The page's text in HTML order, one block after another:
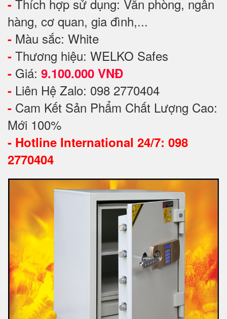
- Thích hợp sử dụng: Văn phòng, ngân
hàng, cơ quan, gia đình,...
- Màu sắc: White
- Thương hiệu: WELKO Safes
- Giá: 9.100.000 VNĐ
- Liên Hệ Zalo: 098 2770404
- Cam Kết Sản Phẩm Chất Lượng Cao:
Mới 100%
- Hotline International 24/7: 098
2770404